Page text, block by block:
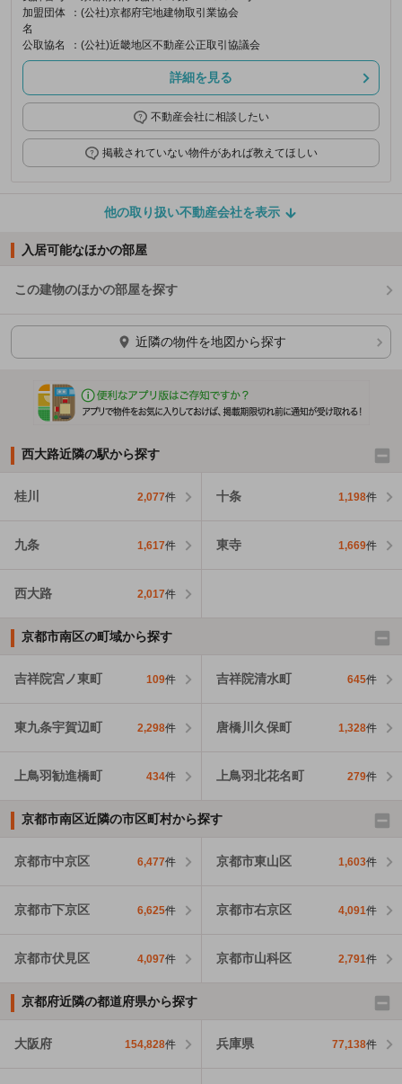
加盟団体
名
：(公社)京都府宅地建物取引業協会
公取協名 ：(公社)近畿地区不動産公正取引協議会
詳細を見る
不動産会社に相談したい
掲載されていない物件があれば教えてほしい
他の取り扱い不動産会社を表示
入居可能なほかの部屋
この建物のほかの部屋を探す
ほかの部屋を検索中…
近隣の物件を地図から探す
西大路近隣の駅から探す
桂川 2,077件 十条 1,198件
九条 1,617件 東寺 1,669件
西大路 2,017件
京都市南区の町域から探す
吉祥院宮ノ東町 109件 吉祥院清水町 645件
東九条宇賀辺町 2,298件 唐橋川久保町 1,328件
上鳥羽勧進橋町 434件 上鳥羽北花名町 279件
京都市南区近隣の市区町村から探す
京都市中京区 6,477件 京都市東山区 1,603件
京都市下京区 6,625件 京都市右京区 4,091件
京都市伏見区 4,097件 京都市山科区 2,791件
京都府近隣の都道府県から探す
大阪府 154,828件 兵庫県 77,138件